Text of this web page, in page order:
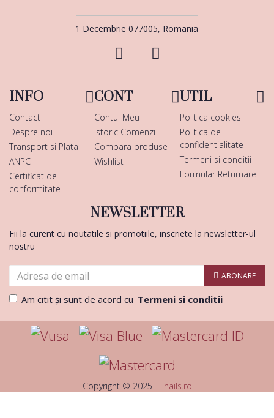
1 Decembrie 077005, Romania
INFO
Contact
Despre noi
Transport si Plata
ANPC
Certificat de
conformitate
CONT
Contul Meu
Istoric Comenzi
Compara produse
Wishlist
UTIL
Politica cookies
Politica de
confidentialitate
Termeni si conditii
Formular Returnare
NEWSLETTER
Fii la curent cu noutatile si promotiile, inscriete la newsletter-ul
nostru
ABONARE
Am citit şi sunt de acord cu Termeni si conditii
Copyright © 2025 | Enails.ro